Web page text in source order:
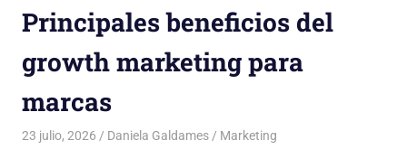
Principales beneficios del
growth marketing para
marcas
23 julio, 2026 Daniela Galdames Marketing